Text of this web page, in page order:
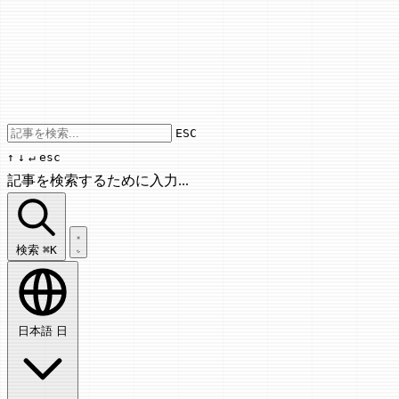
Use arrow keys to navigate results,
ESC
↑ ↓ ↵ esc
記事を検索するために入力...
記事を検索...
検索 ⌘K
日本語 日